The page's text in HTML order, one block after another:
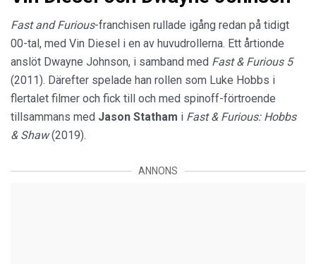
Fast and Furious-franchisen rullade igång redan på tidigt
00-tal, med Vin Diesel i en av huvudrollerna. Ett årtionde
anslöt Dwayne Johnson, i samband med Fast & Furious 5
(2011). Därefter spelade han rollen som Luke Hobbs i
flertalet filmer och fick till och med spinoff-förtroende
tillsammans med Jason Statham i Fast & Furious: Hobbs
& Shaw(2019).
ANNONS